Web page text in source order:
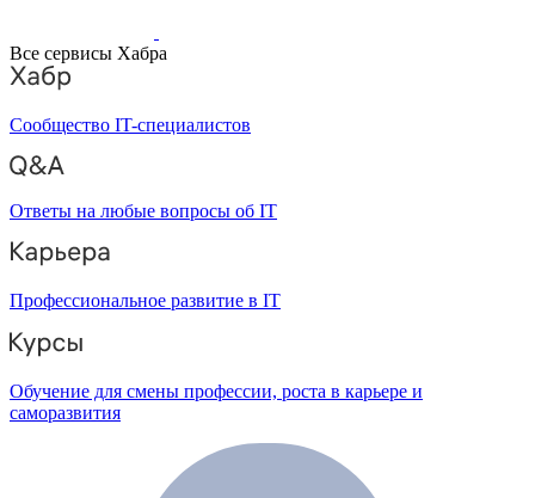
Все сервисы Хабра
Сообщество IT-специалистов
Ответы на любые вопросы об IT
Профессиональное развитие в IT
Обучение для смены профессии, роста в карьере и
саморазвития